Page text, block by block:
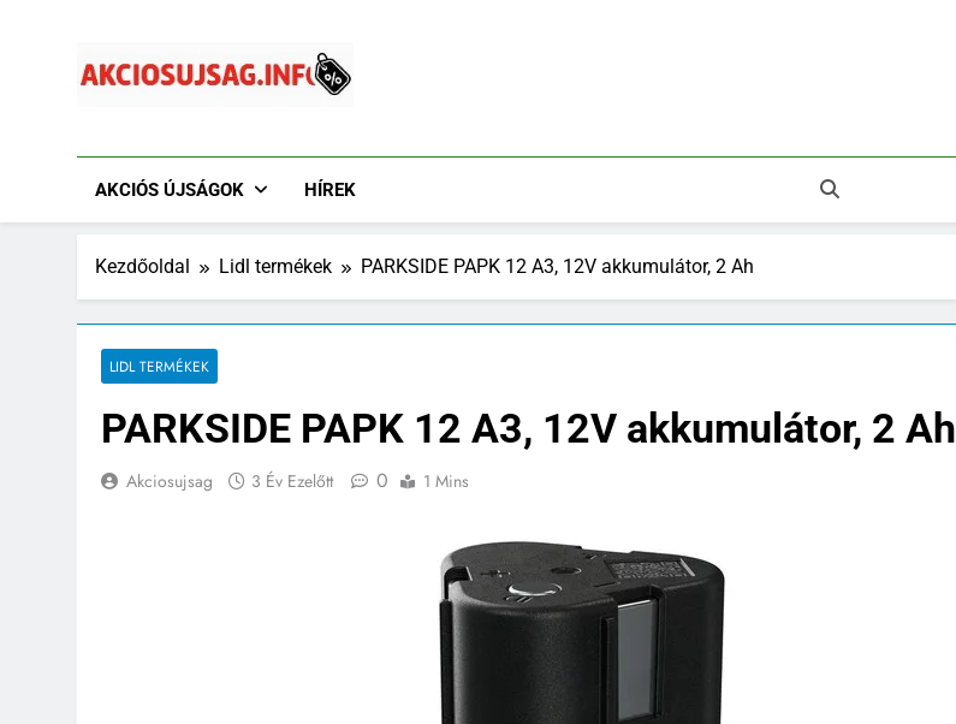
tartalomra
Akciósújság.info
AKCIÓS ÚJSÁGOK HÍREK
Kezdőoldal Lidl termékek PARKSIDE PAPK 12 A3, 12V akkumulátor, 2 Ah
LIDL TERMÉKEK
PARKSIDE PAPK 12 A3, 12V akkumulátor, 2 Ah
Akciosujsag 3 Év Ezelőtt 0 1 Mins